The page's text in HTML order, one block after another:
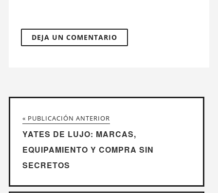
« PUBLICACIÓN ANTERIOR
YATES DE LUJO: MARCAS,
EQUIPAMIENTO Y COMPRA SIN
SECRETOS